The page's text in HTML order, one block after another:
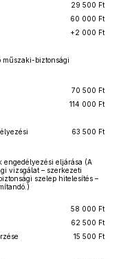
29 500 Ft
60 000 Ft
+2 000 Ft
műszaki-biztonsági
70 500 Ft
114 000 Ft
63 500 Ft
engedélyezési eljárása (A
vizsgálat – szerkezeti
szelep hitelesítés –
58 000 Ft
62 500 Ft
15 500 Ft